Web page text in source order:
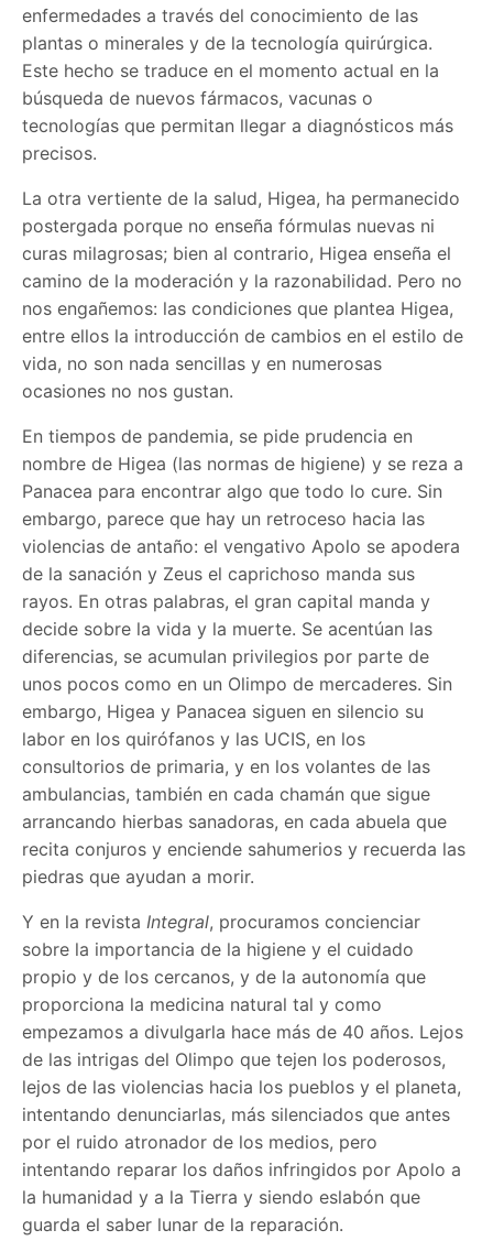
enfermedades a través del conocimiento de las
plantas o minerales y de la tecnología quirúrgica.
Este hecho se traduce en el momento actual en la
búsqueda de nuevos fármacos, vacunas o
tecnologías que permitan llegar a diagnósticos más
precisos.
La otra vertiente de la salud, Higea, ha permanecido
postergada porque no enseña fórmulas nuevas ni
curas milagrosas; bien al contrario, Higea enseña el
camino de la moderación y la razonabilidad. Pero no
nos engañemos: las condiciones que plantea Higea,
entre ellos la introducción de cambios en el estilo de
vida, no son nada sencillas y en numerosas
ocasiones no nos gustan.
En tiempos de pandemia, se pide prudencia en
nombre de Higea (las normas de higiene) y se reza a
Panacea para encontrar algo que todo lo cure. Sin
embargo, parece que hay un retroceso hacia las
violencias de antaño: el vengativo Apolo se apodera
de la sanación y Zeus el caprichoso manda sus
rayos. En otras palabras, el gran capital manda y
decide sobre la vida y la muerte. Se acentúan las
diferencias, se acumulan privilegios por parte de
unos pocos como en un Olimpo de mercaderes. Sin
embargo, Higea y Panacea siguen en silencio su
labor en los quirófanos y las UCIS, en los
consultorios de primaria, y en los volantes de las
ambulancias, también en cada chamán que sigue
arrancando hierbas sanadoras, en cada abuela que
recita conjuros y enciende sahumerios y recuerda las
piedras que ayudan a morir.
Y en la revista Integral, procuramos concienciar
sobre la importancia de la higiene y el cuidado
propio y de los cercanos, y de la autonomía que
proporciona la medicina natural tal y como
empezamos a divulgarla hace más de 40 años. Lejos
de las intrigas del Olimpo que tejen los poderosos,
lejos de las violencias hacia los pueblos y el planeta,
intentando denunciarlas, más silenciados que antes
por el ruido atronador de los medios, pero
intentando reparar los daños infringidos por Apolo a
la humanidad y a la Tierra y siendo eslabón que
guarda el saber lunar de la reparación.